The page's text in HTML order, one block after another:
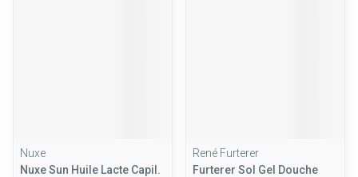
Nuxe
Nuxe Sun Huile Lacte Capil.
René Furterer
Furterer Sol Gel Douche